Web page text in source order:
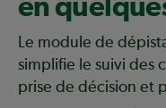
Le module de
simplifie le suivi des
prise de décision et